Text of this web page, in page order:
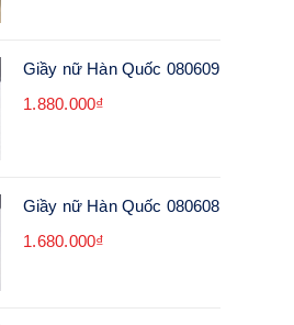
Giầy nữ Hàn Quốc 080609
1.880.000₫
Giầy nữ Hàn Quốc 080608
1.680.000₫